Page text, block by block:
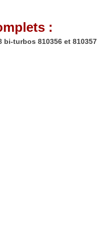
:
turbos 810356 et 810357